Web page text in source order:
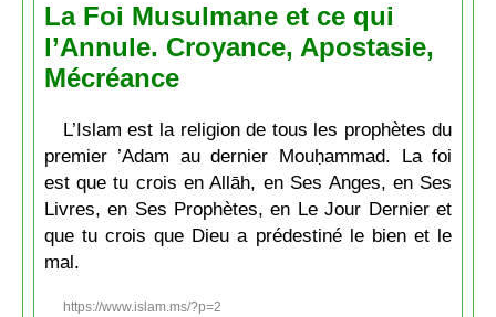
La Foi Musulmane et ce qui
l’Annule. Croyance, Apostasie,
Mécréance
L’Islam est la religion de tous les prophètes du
premier ’Adam au dernier Mouḥammad. La foi
est que tu crois en Allāh, en Ses Anges, en Ses
Livres, en Ses Prophètes, en Le Jour Dernier et
que tu crois que Dieu a prédestiné le bien et le
mal.
https://www.islam.ms/?p=2